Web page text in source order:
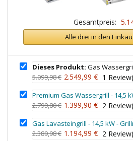
Gesamtpreis:
Alle drei in den
Dieses Produkt: Gas
5.099,98 € 2.549,99 € 1
Premium Gas Wassergrill - 14,5
2.799,80 € 1.399,90 € 2
Gas Lavasteingrill - 14,5 kW -
2.389,98 € 1.194,99 € 2